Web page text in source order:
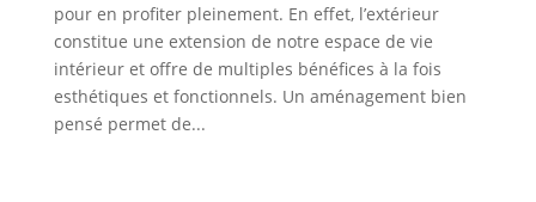
pour en profiter pleinement. En effet, l’extérieur
constitue une extension de notre espace de vie
intérieur et offre de multiples bénéfices à la fois
esthétiques et fonctionnels. Un aménagement bien
pensé permet de...